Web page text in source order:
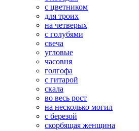
с цветником
для троих
на четверых
с голубями
свеча
угловые
часовня
голгофа
с гитарой
скала
во весь рост
на несколько могил
с березой
скорбящая женщина